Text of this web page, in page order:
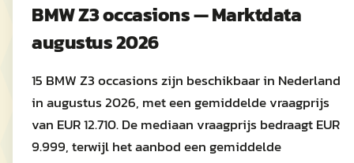
BMW Z3 occasions — Marktdata
augustus 2026
15 BMW Z3 occasions zijn beschikbaar in Nederland
in augustus 2026, met een gemiddelde vraagprijs
van EUR 12.710. De mediaan vraagprijs bedraagt EUR
9.999, terwijl het aanbod een gemiddelde